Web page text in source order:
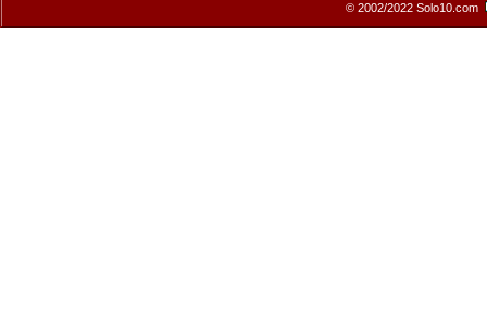
© 2002/2022 Solo10.com